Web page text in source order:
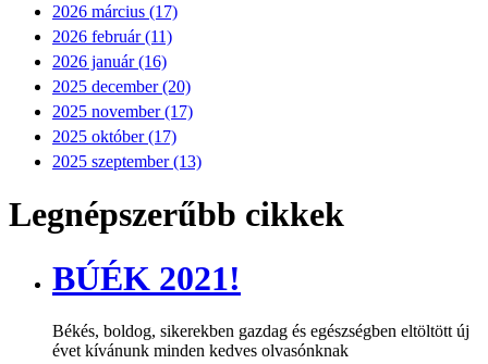
2026 március (17)
2026 február (11)
2026 január (16)
2025 december (20)
2025 november (17)
2025 október (17)
2025 szeptember (13)
Legnépszerűbb cikkek
BÚÉK 2021!
Békés, boldog, sikerekben gazdag és egészségben eltöltött új
évet kívánunk minden kedves olvasónknak